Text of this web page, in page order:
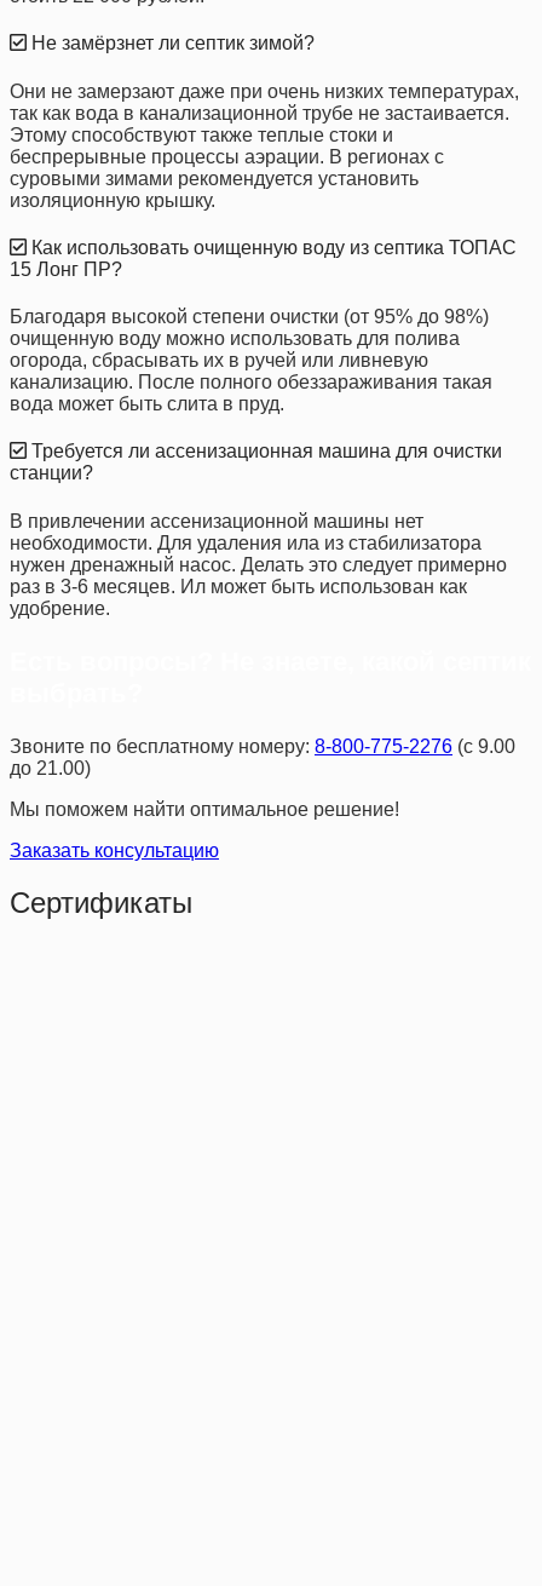
Не замёрзнет ли септик зимой?
Они не замерзают даже при очень низких температурах,
так как вода в канализационной трубе не застаивается.
Этому способствуют также теплые стоки и
беспрерывные процессы аэрации. В регионах с
суровыми зимами рекомендуется установить
изоляционную крышку.
Как использовать очищенную воду из септика ТОПАС
15 Лонг ПР?
Благодаря высокой степени очистки (от 95% до 98%)
очищенную воду можно использовать для полива
огорода, сбрасывать их в ручей или ливневую
канализацию. После полного обеззараживания такая
вода может быть слита в пруд.
Требуется ли ассенизационная машина для очистки
станции?
В привлечении ассенизационной машины нет
необходимости. Для удаления ила из стабилизатора
нужен дренажный насос. Делать это следует примерно
раз в 3-6 месяцев. Ил может быть использован как
удобрение.
Звоните по бесплатному номеру: 8-800-775-2276 (с 9.00
до 21.00)
Мы поможем найти оптимальное решение!
Заказать консультацию
Сертификаты